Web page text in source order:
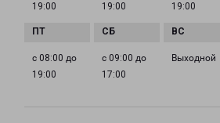
19:00
19:00
19:00
с 08:00 до
19:00
с 09:00 до
17:00
Выходной